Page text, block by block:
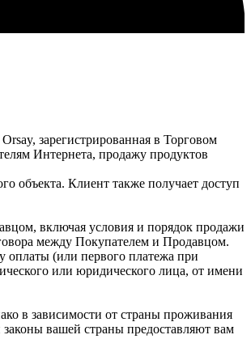
зарегистрированная в Торговом
Интернета, продажу продуктов
объекта. Клиент также получает доступ
включая условия и порядок продажи
между Покупателем и Продавцом.
оплаты (или первого платежа при
или юридического лица, от имени
в зависимости от страны проживания
вашей страны предоставляют вам